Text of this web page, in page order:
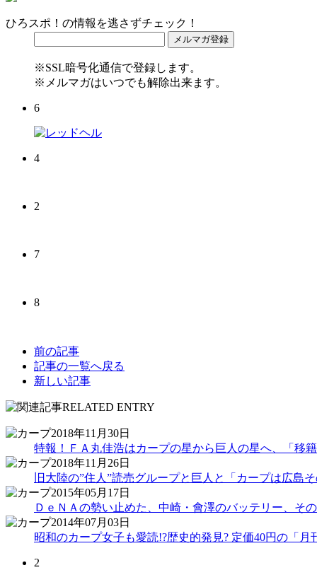
ひろスポ！の情報を逃さずチェック！
※SSL暗号化通信で登録します。
※メルマガはいつでも解除出来ます。
6
4
2
7
8
前の記事
記事の一覧へ戻る
新しい記事
2018年11月30日
特報！ＦＡ丸佳浩はカープの星から巨人の星へ、「移
2018年11月26日
旧大陸の”住人”読売グループと巨人と「カープは広
2015年05月17日
ＤｅＮＡの勢い止めた、中崎・會澤のバッテリー、そ
2014年07月03日
昭和のカープ女子も愛読!?歴史的発見? 定価40円の「
2